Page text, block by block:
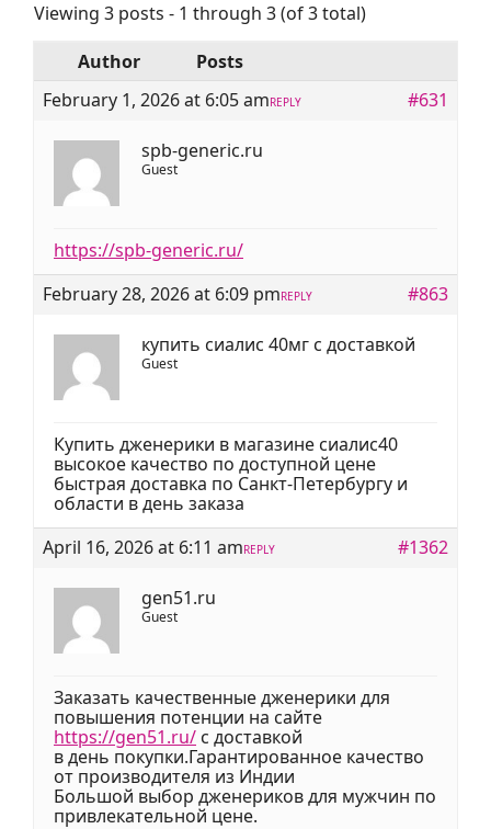
Viewing 3 posts - 1 through 3 (of 3 total)
Author
Posts
February 1, 2026 at 6:05 am
#631
REPLY
spb-generic.ru
Guest
https://spb-generic.ru/
February 28, 2026 at 6:09 pm
#863
REPLY
купить сиалис 40мг с доставкой
Guest
Купить дженерики в магазине сиалис40
высокое качество по доступной цене
быстрая доставка по Санкт-Петербургу и
области в день заказа
April 16, 2026 at 6:11 am
#1362
REPLY
gen51.ru
Guest
Заказать качественные дженерики для
повышения потенции на сайте
https://gen51.ru/ с доставкой
в день покупки.Гарантированное качество
от производителя из Индии
Большой выбор дженериков для мужчин по
привлекательной цене.